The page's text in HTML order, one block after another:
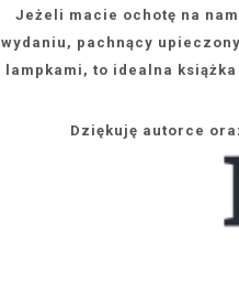
Jeżeli macie ochotę na
wydaniu, pachnący
lampkami, to idealna
Dziękuję autorce